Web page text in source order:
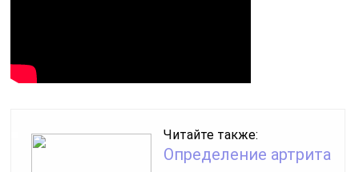
Читайте также:
Определение артрита